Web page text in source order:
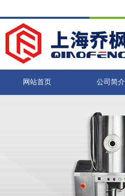
网站首页 公司简介